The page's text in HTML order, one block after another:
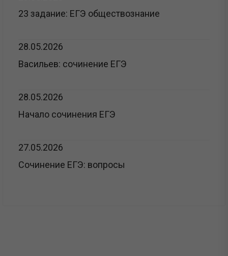
23 задание: ЕГЭ обществознание
28.05.2026
Васильев: сочинение ЕГЭ
28.05.2026
Начало сочинения ЕГЭ
27.05.2026
Сочинение ЕГЭ: вопросы